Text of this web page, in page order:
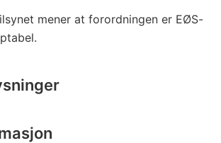
mener at forordningen er EØS-